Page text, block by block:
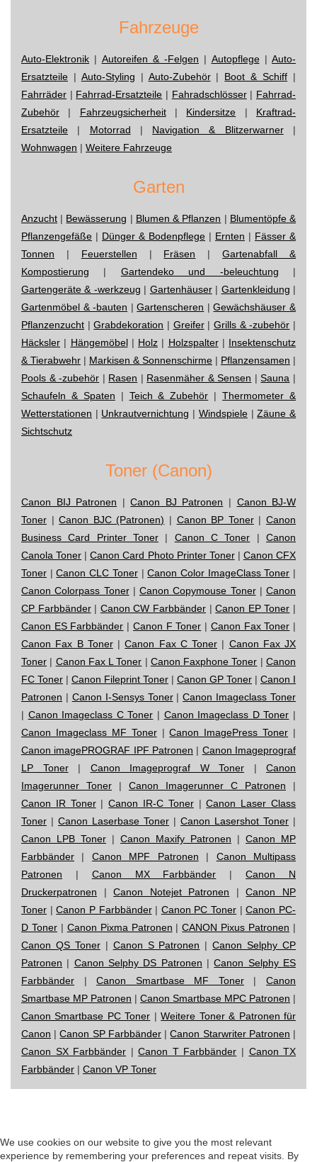
Fahrzeuge
Auto-Elektronik | Autoreifen & -Felgen | Autopflege| Auto-
Ersatzteile | Auto-Styling | Auto-Zubehör| Boot & Schiff |
Fahrräder | Fahrrad-Ersatzteile | Fahradschlösser| Fahrrad-
Zubehör | Fahrzeugsicherheit| Kindersitze | Kraftrad-
Ersatzteile | Motorrad | Navigation & Blitzerwarner|
Wohnwagen | Weitere Fahrzeuge
Garten
Anzucht | Bewässerung | Blumen & Pflanzen | Blumentöpfe &
Pflanzengefäße | Dünger & Bodenpflege | Ernten | Fässer &
Tonnen | Feuerstellen | Fräsen |Gartenabfall &
Kompostierung | Gartendeko und -beleuchtung |
Gartengeräte & -werkzeug | Gartenhäuser| Gartenkleidung |
Gartenmöbel & -bauten |Gartenscheren |Gewächshäuser &
Pflanzenzucht |Grabdekoration | Greifer|Grills & -zubehör |
Häcksler | Hängemöbel| Holz | Holzspalter| Insektenschutz
& Tierabwehr | Markisen & Sonnenschirme | Pflanzensamen |
Pools & -zubehör | Rasen | Rasenmäher & Sensen |Sauna |
Schaufeln & Spaten | Teich & Zubehör |Thermometer &
Wetterstationen | Unkrautvernichtung | Windspiele|Zäune &
Sichtschutz
Toner (Canon)
Canon BIJ Patronen |Canon BJ Patronen | Canon BJ-W
Toner |Canon BJC (Patronen) | Canon BP Toner|Canon
Business Card Printer Toner | Canon C Toner |Canon
Canola Toner |Canon Card Photo Printer Toner| Canon CFX
Toner |Canon CLC Toner|Canon Color ImageClass Toner |
Canon Colorpass Toner| Canon Copymouse Toner| Canon
CP Farbbänder| Canon CW Farbbänder |Canon EP Toner |
Canon ES Farbbänder | Canon F Toner | Canon Fax Toner |
Canon Fax B Toner|Canon Fax C Toner | Canon Fax JX
Toner | Canon Fax L Toner | Canon Faxphone Toner |Canon
FC Toner | Canon Fileprint Toner | Canon GP Toner | Canon I
Patronen | Canon I-Sensys Toner|Canon Imageclass Toner
| Canon Imageclass C Toner | Canon Imageclass D Toner |
Canon Imageclass MF Toner|Canon ImagePress Toner |
Canon imagePROGRAF IPF Patronen | Canon Imageprograf
LP Toner| Canon Imageprograf W Toner | Canon
Imagerunner Toner | Canon Imagerunner C Patronen |
Canon IR Toner|Canon IR-C Toner|Canon Laser Class
Toner | Canon Laserbase Toner | Canon Lasershot Toner |
Canon LPB Toner | Canon Maxify Patronen | Canon MP
Farbbänder | Canon MPF Patronen | Canon Multipass
Patronen | Canon MX Farbbänder |Canon N
Druckerpatronen |Canon Notejet Patronen |Canon NP
Toner |Canon P Farbbänder| Canon PC Toner |Canon PC-
D Toner| Canon Pixma Patronen |CANON Pixus Patronen |
Canon QS Toner| Canon S Patronen |Canon Selphy CP
Patronen | Canon Selphy DS Patronen |Canon Selphy ES
Farbbänder |Canon Smartbase MF Toner|Canon
Smartbase MP Patronen | Canon Smartbase MPC Patronen |
Canon Smartbase PC Toner |Weitere Toner & Patronen für
Canon |Canon SP Farbbänder|Canon Starwriter Patronen |
Canon SX Farbbänder |Canon T Farbbänder | Canon TX
Farbbänder | Canon VP Toner
We use cookies on our website to give you the most relevant
experience by remembering your preferences and repeat visits. By